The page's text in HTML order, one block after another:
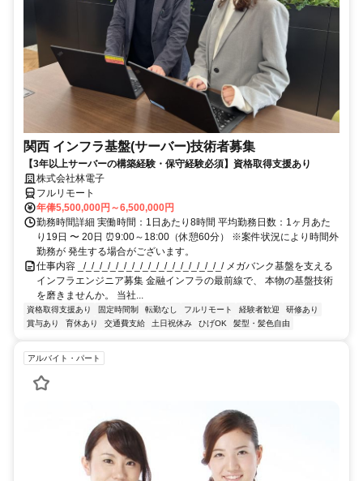
関西 インフラ基盤(サーバー)技術者募集
【3年以上サーバーの構築経験・保守経験必須】資格取得支援あり
株式会社林電子
フルリモート
年俸5,500,000円～6,500,000円
勤務時間詳細 実働時間：1日あたり8時間 平均勤務日数：1ヶ月あた
り19日 〜 20日 ⏰9:00～18:00（休憩60分） ※案件状況により時間外
勤務が 発生する場合がございます。
仕事内容 _/_/_/_/_/_/_/_/_/_/_/_/_/_/_/_/_/_/ メガバンク基盤を支える
インフラエンジニア募集 金融インフラの最前線で、 本物の基盤技術
を磨きませんか。 当社...
資格取得支援あり 固定時間制 転勤なし フルリモート 経験者歓迎
研修あり
賞与あり
育休あり 交通費支給 土日祝休み ひげOK 髪型・髪色自由
アルバイト・パート